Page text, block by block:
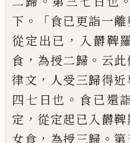
下 。「食已更詣一
從定出已 ， 入欝鞞
食 ， 為授二歸 。 云
律文 ， 人受三歸得近
四七日也 。 食已還
定 ， 從定起已入欝
女食 ， 為授三歸 。第